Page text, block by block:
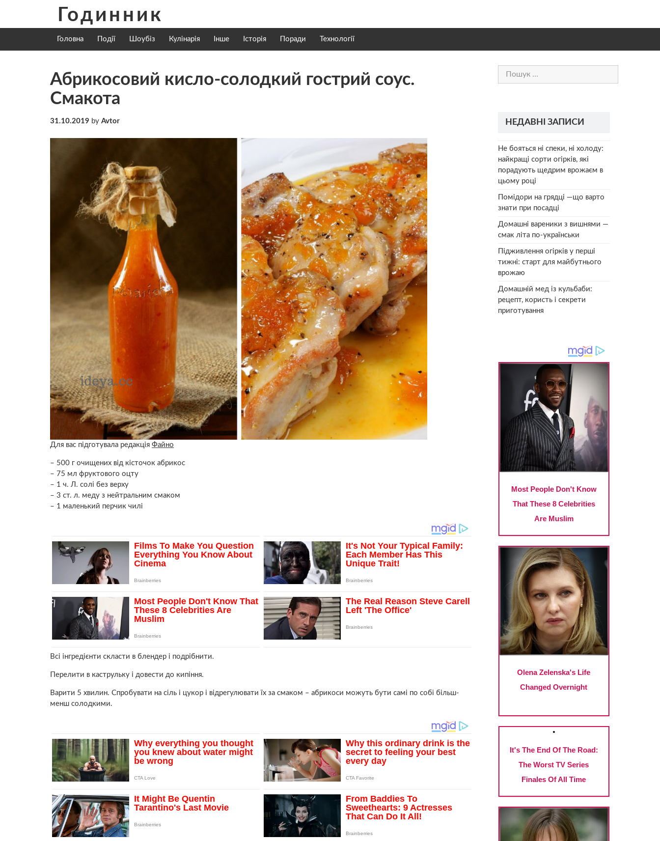
content
Годинник
Головна Події Шоубіз Кулінарія Інше Історія Поради Технології
Абрикосовий кисло-солодкий гострий соус.
Смакота
31.10.2019 by Avtor
Для вас підготувала редакція Файно
– 500 г очищених від кісточок абрикос
– 75 мл фруктового оцту
– 1 ч. Л. солі без верху
– 3 ст. л. меду з нейтральним смаком
– 1 маленький перчик чилі
Всі інгредієнти скласти в блендер і подрібнити.
Перелити в каструльку і довести до кипіння.
Варити 5 хвилин. Спробувати на сіль і цукор і відрегулювати їх за смаком – абрикоси можуть бути самі по собі більш-
менш солодкими.
Пошук:
НЕДАВНІ ЗАПИСИ
Не бояться ні спеки, ні холоду:
найкращі сорти огірків, які
порадують щедрим врожаєм в
цьому році
Помідори на грядці —що варто
знати при посадці
Домашні вареники з вишнями —
смак літа по-українськи
Підживлення огірків у перші
тижні: старт для майбутнього
врожаю
Домашній мед із кульбаби:
рецепт, користь і секрети
приготування